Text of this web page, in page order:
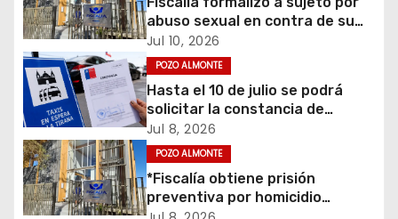
c
i
ó
n
d
abuso sexual en contra de su
hijastra en Pozo Almonte
Jul 10, 2026
POZO ALMONTE
Hasta el 10 de julio se podrá
solicitar la constancia de
servicios especiales para La
Tirana: proceso ya suma 494
solicitudes.
Jul 8, 2026
POZO ALMONTE
*Fiscalía obtiene prisión
preventiva por homicidio